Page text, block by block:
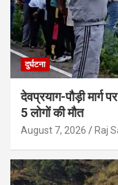
दुर्घटना
देवप्रयाग-पौड़ी मार्ग
5 लोगों की मौत
August 7, 2026 Raj